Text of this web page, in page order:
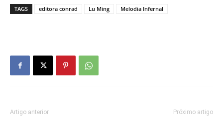
TAGS editora conrad Lu Ming Melodia Infernal
Artigo anterior Próximo artigo